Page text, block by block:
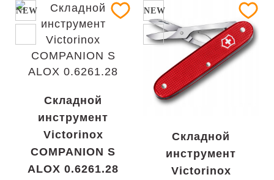
NEW
Складной
инструмент
Victorinox
COMPANION S
ALOX 0.6261.28
NEW
Складной
инструмент
Victorinox